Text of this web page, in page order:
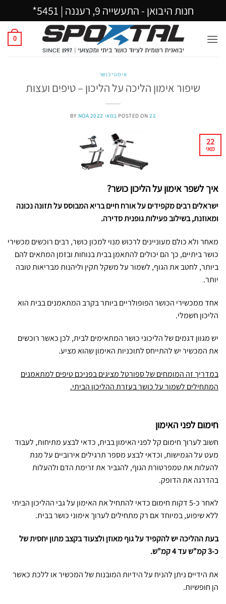
חנות היבואן - התעשייה 9, רעננה | 5451*
0
אימוני כושר
שיפור אימון הליכה על הליכון – טיפים ועצות
POSTED ON22 במאי 2022 BY NOA
22
מאי
איך לשפר אימון על הליכון כושר?
ישראלים רבים מקפידים על אורח חיים בריא המבוסס על תזונה נכונה
ומאוזנת, בשילוב פעילות גופנית סדירה.
מאחר ולא כולם מעוניינים לרכוש מנוי למכון כושר, רבים רוכשים מכשירי
כושר ביתיים, כך הם יכולים להתאמן בבית בנוחות ובזמן המתאים להם
ביותר, לחטב את הגוף, לשמור על משקל תקין וליהנות מבריאות טובה
יותר.
אחד ממכשירי הכושר הפופולריים ביותר בקרב המתאמנים בבית הוא
הליכון חשמלי.
יש מגוון דגמים של הליכוני כושר המתאימים לבית, לכן כאשר רוכשים
את המכשיר יש להתייחס לתוכניות האימון שהוא מציע.
במדריך זה המומחים של ספורטל מציגים בפניכם טיפים למתאמנים
המתחילים לשמור על כושר בעזרת ההליכון הביתי.
חימום לפני האימון
חשוב לערוך חימום קל לפני האימון בבית, כדאי לבצע מתיחות, לעבוד
מעט על הגמישות, וכדאי לבצע מספר תרגילים אירוביים על מנת
להעלות את טמפרטורת הגוף, להגביר את זרימת הדם ולהעלות
בהדרגה את הדופק.
לאחר כ-5 דקות חימום כדאי להתחיל את האימון על גבי ההליכון הביתי
ללא שיפוע, במיוחד אם רק מתחילים לערוך אימוני כושר בבית.
בעת ההליכה יש להקפיד על גוף מאוזן ולצעוד בקצב מתון יחסית של
כ-3 קמ"ש עד 4 קמ"ש.
את הידיים ניתן להניח על הידיות המובנות של המכשיר או ללכת כאשר
הן חופשיות.